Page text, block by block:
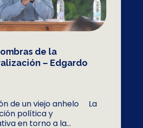
de la
– Edgardo
de un viejo anhelo La
política y
en torno a la...